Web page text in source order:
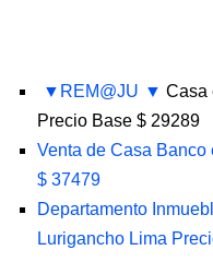
REM@JU
Casa
Precio Base $ 29289
Venta de Casa
$ 37479
Departamento
Lurigancho Lima